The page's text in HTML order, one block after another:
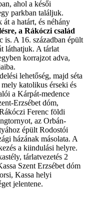
ahol a késői
parkban találjuk.
a határt, és néhány
a Rákóczi család
is. A 16. században épült
láthatjuk. A tárlat
korrajzot adva,
lehetőség, majd séta
katolikus érseki és
a Kárpát-medence
Erzsébet dóm,
Ferenc földi
az Orbán-
épült Rodostói
házának másolata. A
a kiindulási helyre.
tárlatvezetés 2
Szent Erzsébet dóm
Kassa helyi
jelentene.